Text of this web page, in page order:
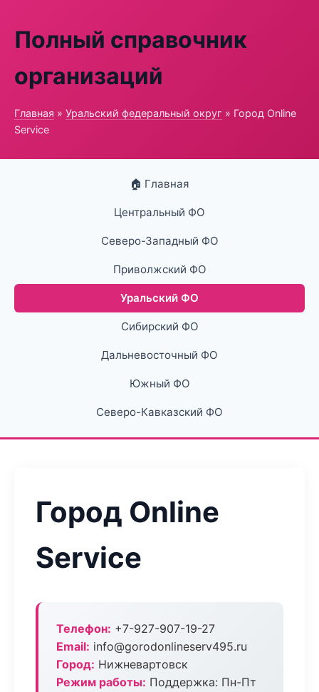
Полный справочник
организаций
Главная » Уральский федеральный округ » Город Online
Service
🏠 Главная
Центральный ФО
Северо-Западный ФО
Приволжский ФО
Уральский ФО
Сибирский ФО
Дальневосточный ФО
Южный ФО
Северо-Кавказский ФО
Город Online
Service
Телефон: +7-927-907-19-27
Email: info@gorodonlineserv495.ru
Город: Нижневартовск
Режим работы: Поддержка: Пн-Пт